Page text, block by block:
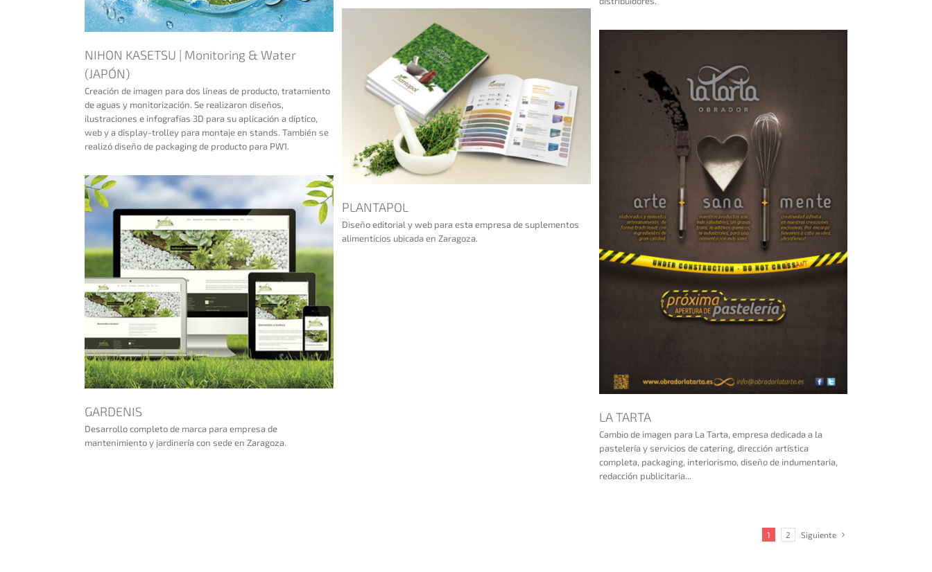
NIHON KASETSU | Monitoring & Water
(JAPÓN)
Creación de imagen para dos líneas de producto, tratamiento
de aguas y monitorización. Se realizaron diseños,
ilustraciones e infografías 3D para su aplicación a díptico,
web y a display-trolley para montaje en stands. También se
realizó diseño de packaging de producto para PW1.
PLANTAPOL
PLANTAPOL
Diseño editorial y web para esta empresa de suplementos
alimenticios ubicada en Zaragoza.
LA TARTA
LA TARTA
Cambio de imagen para La Tarta, empresa dedicada a la
pastelería y servicios de catering, dirección artística
completa, packaging, interiorismo, diseño de indumentaria,
redacción publicitaria...
GARDENIS
Desarrollo completo de marca para empresa de
mantenimiento y jardinería con sede en Zaragoza.
1 2 Siguiente